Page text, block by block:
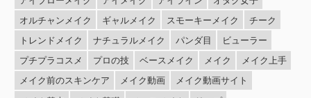
オルチャンメイク
ギャルメイク スモーキーメイク
チーク
トレンドメイク
ナチュラルメイク パンダ目
ビューラー
プチプラコスメ
プロの技 ベースメイク メイク
メイク上手
メイク前のスキンケア
メイク動画
メイク動画サイト